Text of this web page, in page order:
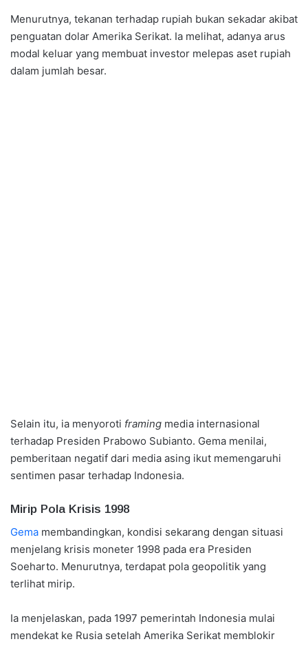
Menurutnya, tekanan terhadap rupiah bukan sekadar akibat
penguatan dolar Amerika Serikat. Ia melihat, adanya arus
modal keluar yang membuat investor melepas aset rupiah
dalam jumlah besar.
Selain itu, ia menyoroti framing media internasional
terhadap Presiden Prabowo Subianto. Gema menilai,
pemberitaan negatif dari media asing ikut memengaruhi
sentimen pasar terhadap Indonesia.
Mirip Pola Krisis 1998
Gema membandingkan, kondisi sekarang dengan situasi
menjelang krisis moneter 1998 pada era Presiden
Soeharto. Menurutnya, terdapat pola geopolitik yang
terlihat mirip.
Ia menjelaskan, pada 1997 pemerintah Indonesia mulai
mendekat ke Rusia setelah Amerika Serikat memblokir